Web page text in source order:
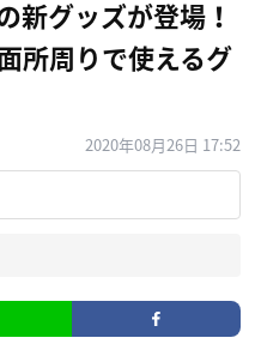
新グッズが登場！
所周りで使えるグ
2020年08月26日 17:52